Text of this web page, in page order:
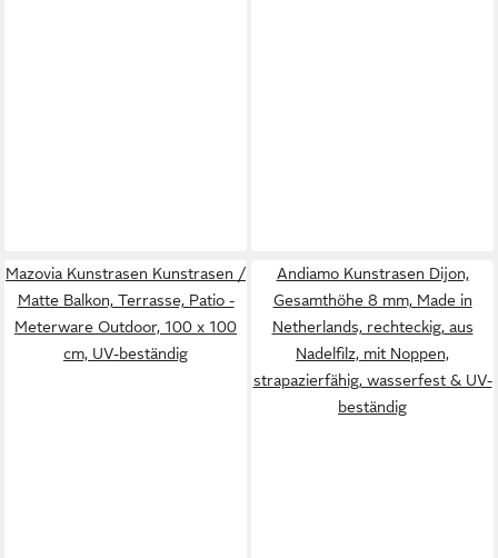
Mazovia Kunstrasen Kunstrasen /
Matte Balkon, Terrasse, Patio -
Meterware Outdoor, 100 x 100
cm, UV-beständig
Andiamo Kunstrasen Dijon,
Gesamthöhe 8 mm, Made in
Netherlands, rechteckig, aus
Nadelfilz, mit Noppen,
strapazierfähig, wasserfest & UV-
beständig